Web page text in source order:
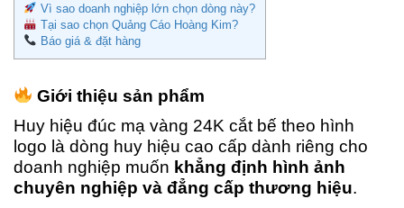
Vì sao doanh nghiệp lớn chọn dòng này?
Tại sao chọn Quảng Cáo Hoàng Kim?
Báo giá & đặt hàng
Giới thiệu sản phẩm
Huy hiệu đúc mạ vàng 24K cắt bế theo hình
logo là dòng huy hiệu cao cấp dành riêng cho
doanh nghiệp muốn khẳng định hình ảnh
chuyên nghiệp và đẳng cấp thương hiệu.